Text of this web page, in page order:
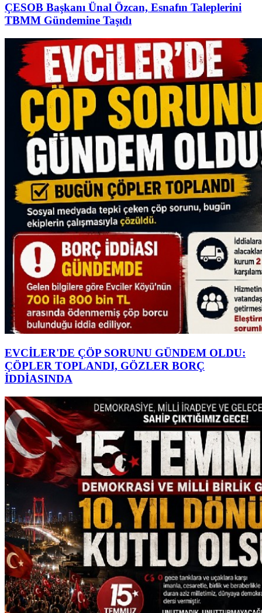
ÇESOB Başkanı Ünal Özcan, Esnafın Taleplerini
TBMM Gündemine Taşıdı
EVCİLER'DE ÇÖP SORUNU GÜNDEM OLDU:
ÇÖPLER TOPLANDI, GÖZLER BORÇ
İDDİASINDA